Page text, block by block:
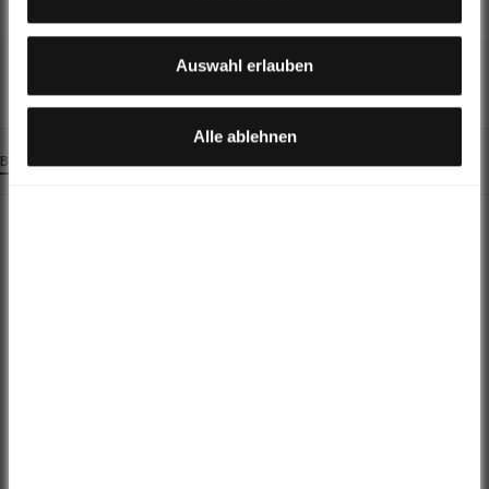
dass Ihre Daten durch US-Behörden, zu Kontroll- und zu
Überwachungszwecken, möglicherweise auch ohne
Auswahl erlauben
Alle ablehnen
BESCHREIBUNG